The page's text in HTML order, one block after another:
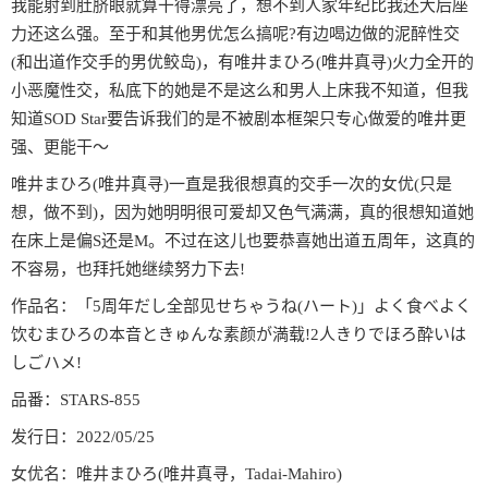
我能射到肚脐眼就算干得漂亮了，想不到人家年纪比我还大后座
力还这么强。至于和其他男优怎么搞呢?有边喝边做的泥醉性交
(和出道作交手的男优鲛岛)，有唯井まひろ(唯井真寻)火力全开的
小恶魔性交，私底下的她是不是这么和男人上床我不知道，但我
知道SOD Star要告诉我们的是不被剧本框架只专心做爱的唯井更
强、更能干〜
唯井まひろ(唯井真寻)一直是我很想真的交手一次的女优(只是
想，做不到)，因为她明明很可爱却又色气满满，真的很想知道她
在床上是偏S还是M。不过在这儿也要恭喜她出道五周年，这真的
不容易，也拜托她继续努力下去!
作品名：「5周年だし全部见せちゃうね(ハート)」よく食べよく
饮むまひろの本音ときゅんな素颜が満载!2人きりでほろ酔いは
しごハメ!
品番：STARS-855
发行日：2022/05/25
女优名：唯井まひろ(唯井真寻，Tadai-Mahiro)